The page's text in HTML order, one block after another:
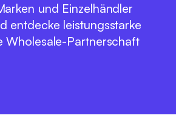
und Einzelhändler
entdecke leistungsstarke
Wholesale-Partnerschaft